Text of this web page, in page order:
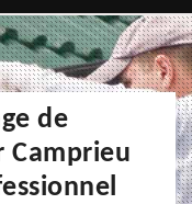
de
Camprieu